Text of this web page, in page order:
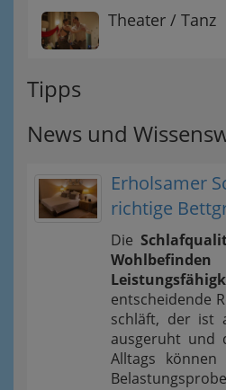
Theater / Tanz
Tipps
News und
Erholsamer
richtige
Die
entscheidende
schläft, der ist
ausgeruht und
Alltags